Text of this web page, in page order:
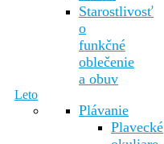
Starostlivosť
o
funkčné
oblečenie
a obuv
Leto
Plávanie
Plavecké